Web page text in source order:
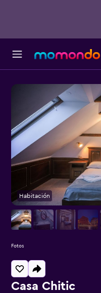
Casa Chitic
Habitación
Fotos